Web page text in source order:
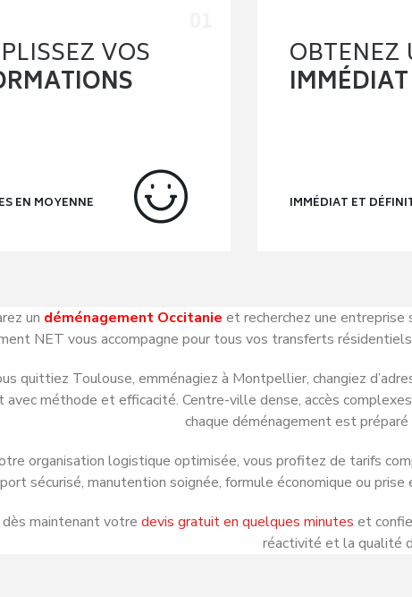
VOS
EN MOYENNE
OBTENEZ
IMMÉDIAT
IMMÉDIAT ET
un déménagement Occitanie et recherchez une
NET vous accompagne pour tous vos transferts
quittiez Toulouse, emménagiez à Montpellier, changiez
avec méthode et efficacité. Centre-ville dense, accès
chaque déménagement est
organisation logistique optimisée, vous profitez de tarifs
sécurisé, manutention soignée, formule économique ou
maintenant votre devis gratuit en quelques minutes et
réactivité et la qualité